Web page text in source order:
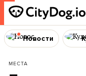
Новости
МЕСТА